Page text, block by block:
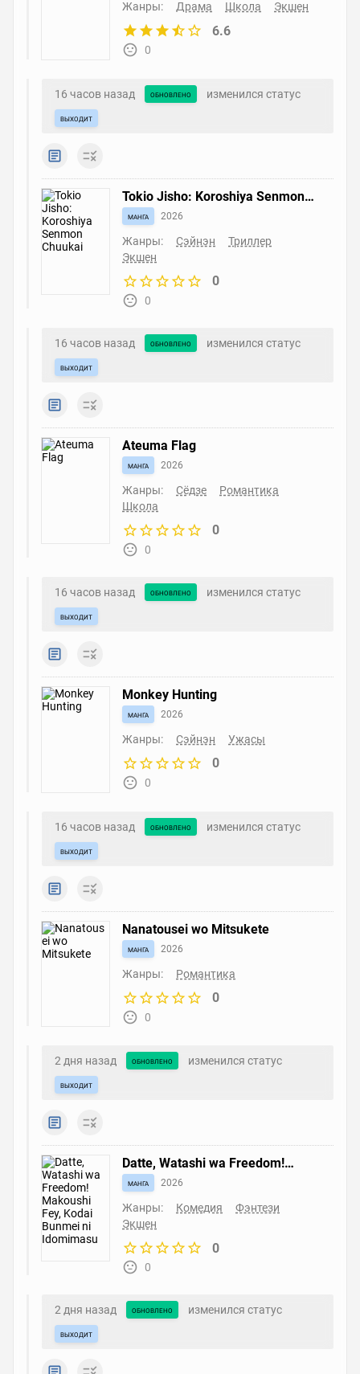
Жанры: Драма Школа Экшен
6.6
0
16 часов назад обновлено изменился статус
выходит
Tokio Jisho: Koroshiya Senmon
Chuukai
манга 2026
Жанры: Сэйнэн
Триллер
Экшен
0
0
16 часов назад обновлено изменился статус
выходит
Ateuma Flag
манга 2026
Жанры: Сёдзе
Романтика
Школа
0
0
16 часов назад обновлено изменился статус
выходит
Monkey Hunting
манга 2026
Жанры: Сэйнэн Ужасы
0
0
16 часов назад обновлено изменился статус
выходит
Nanatousei wo Mitsukete
манга 2026
Жанры: Романтика
0
0
2 дня назад обновлено изменился статус
выходит
Datte, Watashi wa Freedom!
Makoushi Fey, Kodai Bunmei ni
Idomimasu
манга 2026
Жанры: Комедия
Фэнтези
Экшен
0
0
2 дня назад обновлено изменился статус
выходит